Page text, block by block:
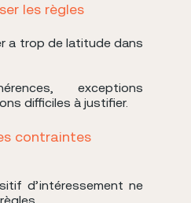
les règles
a trop de latitude dans
exceptions
difficiles à justifier.
contraintes
d’intéressement ne